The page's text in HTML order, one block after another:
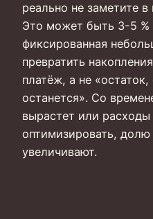
реально не заметите
Это может быть 3-5 %
фиксированная
превратить
платёж, а не «остаток,
останется». Со
вырастет или расходы
оптимизировать, долю
увеличивают.